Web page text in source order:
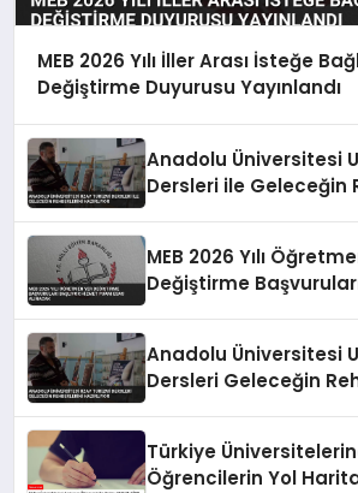
MEB 2026 Yılı İller Arası İsteğe
Değiştirme Duyurusu Yayınlandı
Anadolu Üniversitesi
Dersleri ile Geleceğin
MEB 2026 Yılı
Değiştirme
Anadolu Üniversitesi
Dersleri Geleceğin
Türkiye
Öğrencilerin Yol